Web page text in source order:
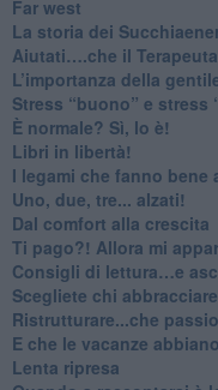
​Far west
​La storia dei
​Aiutati….che il
​L’importanza della
​Stress “buono” e stress
​È normale? Sì, lo è!
​Libri in libertà!
​I legami che fanno bene
Uno, due, tre... alzati!​
​Dal comfort alla crescita
​Ti pago?! Allora mi
​Consigli di lettura…e
​Scegliete chi
​Ristrutturare...che
​E che le vacanze
​Lenta ripresa